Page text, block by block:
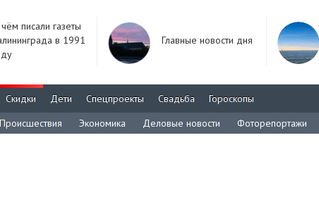
писали газеты
в 1991
Главные новости дня
Скидки Дети Спецпроекты Свадьба
Гороскопы
Происшествия Экономика Деловые новости Фоторепортажи